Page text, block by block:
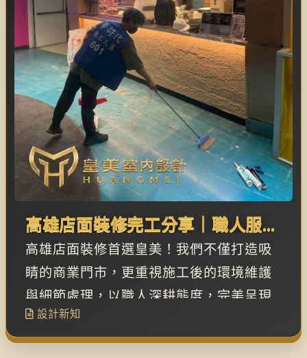
高雄店面裝修完工分享｜職人服務
的細膩，見證完美空間誕生
高雄店面裝修首選皇美！我們不僅打造吸
睛的商業門市，更重視施工後的環境維護
與細節處理，以職人深耕態度，完美呈現
高品質裝潢成果。
設計新知